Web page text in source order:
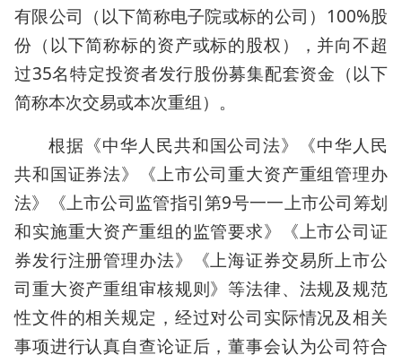
有限公司（以下简称电子院或标的公司）100%股
份（以下简称标的资产或标的股权），并向不超
过35名特定投资者发行股份募集配套资金（以下
简称本次交易或本次重组）。
根据《中华人民共和国公司法》《中华人民
共和国证券法》《上市公司重大资产重组管理办
法》《上市公司监管指引第9号一一上市公司筹划
和实施重大资产重组的监管要求》《上市公司证
券发行注册管理办法》《上海证券交易所上市公
司重大资产重组审核规则》等法律、法规及规范
性文件的相关规定，经过对公司实际情况及相关
事项进行认真自查论证后，董事会认为公司符合